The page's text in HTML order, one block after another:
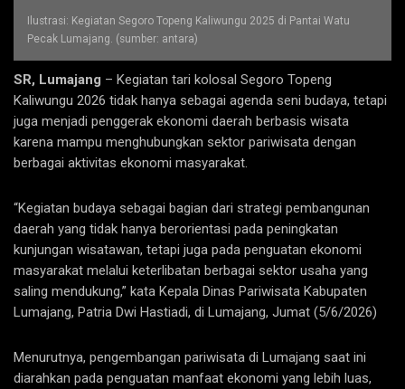
Ilustrasi: Kegiatan Segoro Topeng Kaliwungu 2025 di Pantai Watu
Pecak Lumajang. (sumber: antara)
SR, Lumajang – Kegiatan tari kolosal Segoro Topeng
Kaliwungu 2026 tidak hanya sebagai agenda seni budaya, tetapi
juga menjadi penggerak ekonomi daerah berbasis wisata
karena mampu menghubungkan sektor pariwisata dengan
berbagai aktivitas ekonomi masyarakat.
“Kegiatan budaya sebagai bagian dari strategi pembangunan
daerah yang tidak hanya berorientasi pada peningkatan
kunjungan wisatawan, tetapi juga pada penguatan ekonomi
masyarakat melalui keterlibatan berbagai sektor usaha yang
saling mendukung,” kata Kepala Dinas Pariwisata Kabupaten
Lumajang, Patria Dwi Hastiadi, di Lumajang, Jumat (5/6/2026)
Menurutnya, pengembangan pariwisata di Lumajang saat ini
diarahkan pada penguatan manfaat ekonomi yang lebih luas,